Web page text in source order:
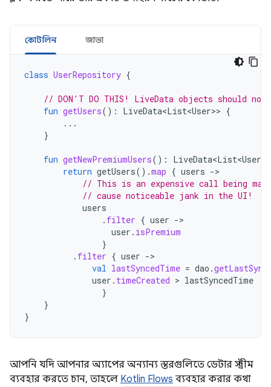
কোটলিন জাভা
class UserRepository {
// DON'T DO THIS! LiveData objects should
fun getUsers(): LiveData<List<User>> {
...
}
fun getNewPremiumUsers(): LiveData<List<User>
return getUsers().map { users -
// This is an expensive call being
// cause noticeable jank in the UI!
users
. filter { user -
user . isPremium
}
. filter { user -
val lastSyncedTime = dao .
user . timeCreated > lastSyncedTime
}
}
}
আপনি যদি আপনার অ্যাপের অন্যান্য স্তরগুলিতে ডেটার স্ট্রীম
ব্যবহার করতে চান, তাহলে Kotlin Flows ব্যবহার করার কথা